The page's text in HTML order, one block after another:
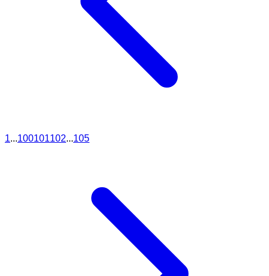
1...100101102...105